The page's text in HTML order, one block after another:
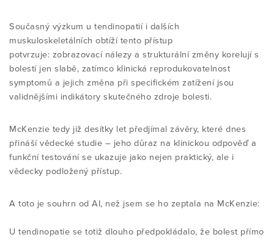
ODKAZY
PROJEKTY
PRESS / NEWS
KE STAŽENÍ
TEST
AKCE / FOTOGALERIE
INFO PRO VEŘEJNOST
Současný výzkum u tendinopatií i dalších
muskuloskeletálních obtíží tento přístup
potvrzuje: zobrazovací nálezy a strukturální změny korelují s
bolestí jen slabě, zatímco klinická reprodukovatelnost
symptomů a jejich změna při specifickém zatížení jsou
validnějšími indikátory skutečného zdroje bolesti.
McKenzie tedy již desítky let předjímal závěry, které dnes
přináší vědecké studie – jeho důraz na klinickou odpověď a
funkční testování se ukazuje jako nejen praktický, ale i
vědecky podložený přístup.
A toto je souhrn od AI, než jsem se ho zeptala na McKenzie:
U tendinopatie se totiž dlouho předpokládalo, že bolest přímo